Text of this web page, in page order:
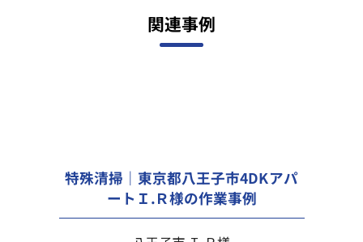
関連事例
特殊清掃｜東京都八王子市4DKアパ
ートＩ.Ｒ様の作業事例